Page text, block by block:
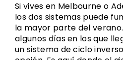
Si vives en Melbourne o
los dos sistemas puede
la mayor parte del
algunos días en los que
un sistema de ciclo